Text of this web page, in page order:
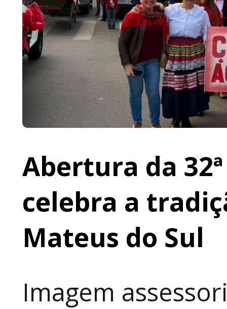
Abertura da
celebra a
Mateus do Sul
Imagem